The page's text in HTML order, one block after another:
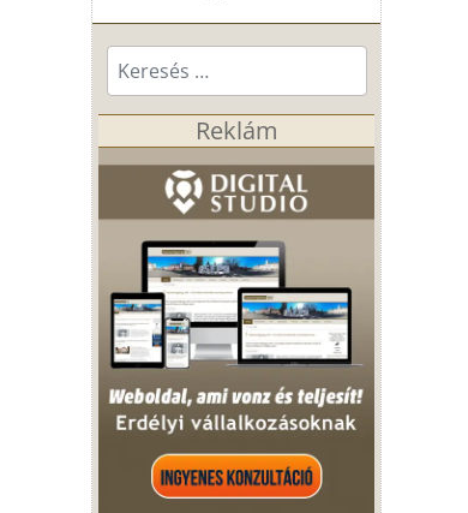
Keresés...
Reklám